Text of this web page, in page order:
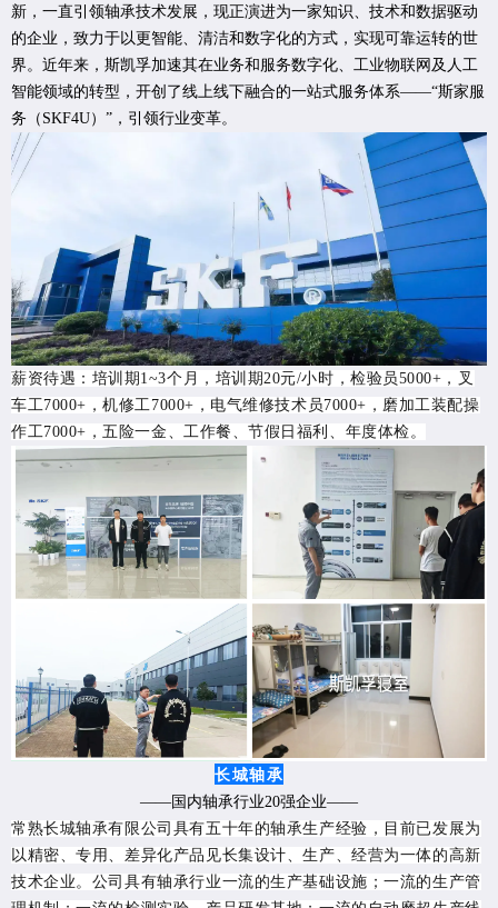
新，一直引领轴承技术发展，现正演进为一家知识、技术和数据驱动
的企业，致力于以更智能、清洁和数字化的方式，实现可靠运转的世
界。近年来，斯凯孚加速其在业务和服务数字化、工业物联网及人工
智能领域的转型，开创了线上线下融合的一站式服务体系——“斯家服
务（SKF4U）”，引领行业变革。
薪资待遇：培训期1~3个月，培训期20元/小时，检验员5000+，叉
车工7000+，机修工7000+，电气维修技术员7000+，磨加工装配操
作工7000+，五险一金、工作餐、节假日福利、年度体检。
长城轴承
——国内轴承行业20强企业——
常熟长城轴承有限公司 具有五十年的轴承生产经验，目前已发展为
以精密、专用、差异化产品见长集设计、生产、经营为一体的高新
技术企业。公司具有轴承行业一流的生产基础设施；一流的生产管